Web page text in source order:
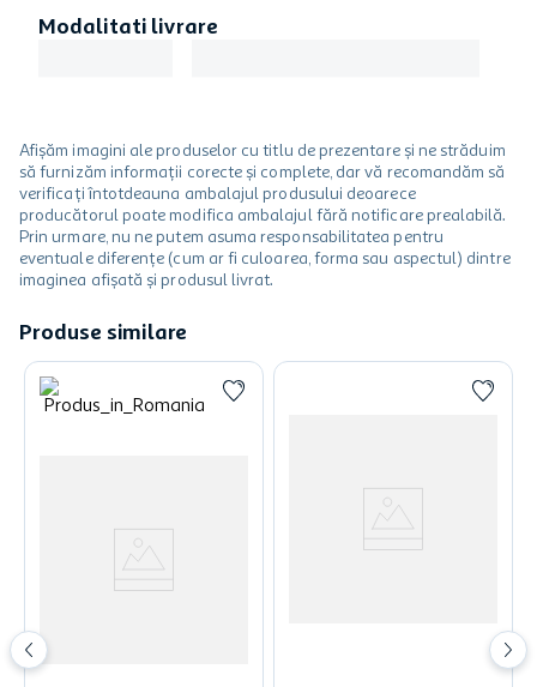
Modalitati livrare
Afișăm imagini ale produselor cu titlu de prezentare și ne străduim
să furnizăm informații corecte și complete, dar vă recomandăm să
verificați întotdeauna ambalajul produsului deoarece
producătorul poate modifica ambalajul fără notificare prealabilă.
Prin urmare, nu ne putem asuma responsabilitatea pentru
eventuale diferențe (cum ar fi culoarea, forma sau aspectul) dintre
imaginea afișată și produsul livrat.
Produse similare